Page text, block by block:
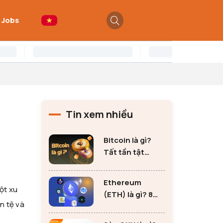
xu
tệ và
Tin xem nhiều
Bitcoin là gì?
Tất tần tật
Bitcoin
Ethereum
(ETH) là gì? 8